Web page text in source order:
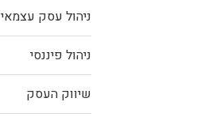
ניהול עסק עצמאי
ניהול פיננסי
שיווק העסק